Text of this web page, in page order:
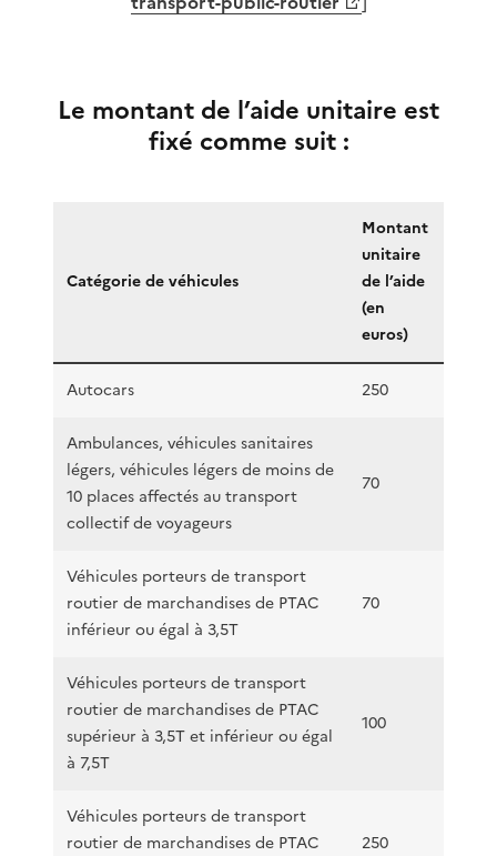
Le montant de l’aide unitaire est
fixé comme suit :
Catégorie de véhicules
Montant
unitaire
de l’aide
(en
euros)
Autocars 250
Ambulances, véhicules sanitaires
légers, véhicules légers de moins de
10 places affectés au transport
collectif de voyageurs
70
Véhicules porteurs de transport
routier de marchandises de PTAC
inférieur ou égal à 3,5T
70
Véhicules porteurs de transport
routier de marchandises de PTAC
supérieur à 3,5T et inférieur ou égal
à 7,5T
100
Véhicules porteurs de transport
routier de marchandises de PTAC
250